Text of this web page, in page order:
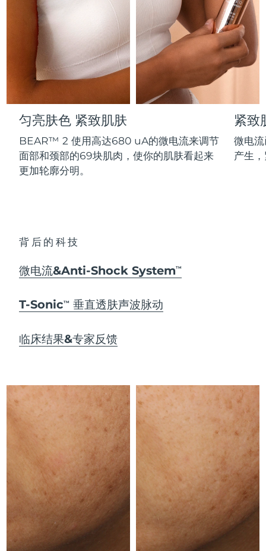
匀亮肤色 紧致肌肤
BEAR™ 2 使用高达680 uA的微电流来调节
面部和颈部的69块肌肉，使你的肌肤看起来
更加轮廓分明。
紧致
微电
产生
背后的科技
微电流&Anti-Shock SystemTM
T-SonicTM 垂直透肤声波脉动
临床结果&专家反馈
FAQ™产品
All anti-aging treatments
FAQ™产品
All LED treatments
FAQ™ products
All toning treatments
PEACH™ 2
IPL hair removal
PEACH™ 2 go
Travel-friendly IPL hair removal
PEACH™ Cooling Prep Gel
Cooling IPL hair removal gel
LUNA™ 4 body
Massaging body brush
SUPERCHARGED™ serum
Firming body serum
痘肌护理
ESPADA™ 2 plus
Recurring acne LED therapy
Acne treatment device
ESPADA™ Blemish Solution
All acne treatment devices
眼部护理
BEAR™ 2 eyes & lips
Microcurrent line smoothing device
Rejuvenating eye massager
眼部护肤
All revitalizing eye massagers
毛孔护理
KIWI™ derma
Diamond microdermabrasion .
KIWI™ 皮肤护理
护发
LUNA™ 4 hair
2-in-1 LED scalp massager
LUNA™ Dual-Peptide Scalp
Serum
For healthy hair
牙齿美白
NEW
18% PAP
护肤品 男士
全部购买
FOREO APP
关于我们
预计送达日期 8/10/26
直布罗陀 预计送达日期8/14/26
预计送达日期8/10/26
中国香港特别行政区 预计送达日期
匈牙利 8/10/26
冰岛 预计送达日期 8/11/26
印度尼西亚
日本
泽西岛
科威特 预计送达日期8/10/26
拉脱维亚 预计送达日期 8/10/26
黎巴嫩 预计送达日期8/11/26
立陶宛 预计送达日期 8/10/26
卢森堡 预计送达日期 8/10/26
中国澳门特别行政区 预计送达日期8/12/26